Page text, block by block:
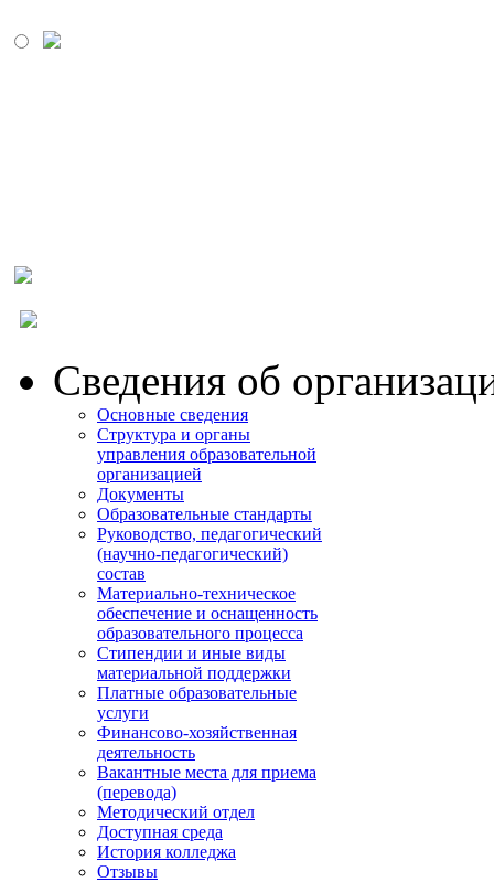
Сведения об
Основные сведения
Структура и органы
управления образовательной
организацией
Документы
Образовательные стандарты
Руководство, педагогический
(научно-педагогический)
состав
Материально-техническое
обеспечение и оснащенность
образовательного процесса
Стипендии и иные виды
материальной поддержки
Платные образовательные
услуги
Финансово-хозяйственная
деятельность
Вакантные места для приема
(перевода)
Методический отдел
Доступная среда
История колледжа
Отзывы